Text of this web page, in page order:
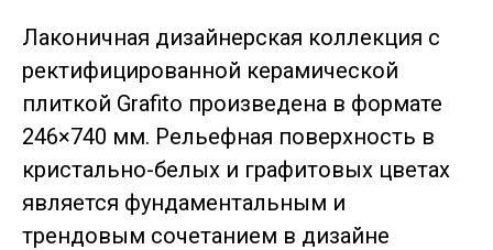
Лаконичная дизайнерская коллекция с
ректифицированной керамической
плиткой Grafito произведена в формате
246×740 мм. Рельефная поверхность в
кристально-белых и графитовых цветах
является фундаментальным и
трендовым сочетанием в дизайне